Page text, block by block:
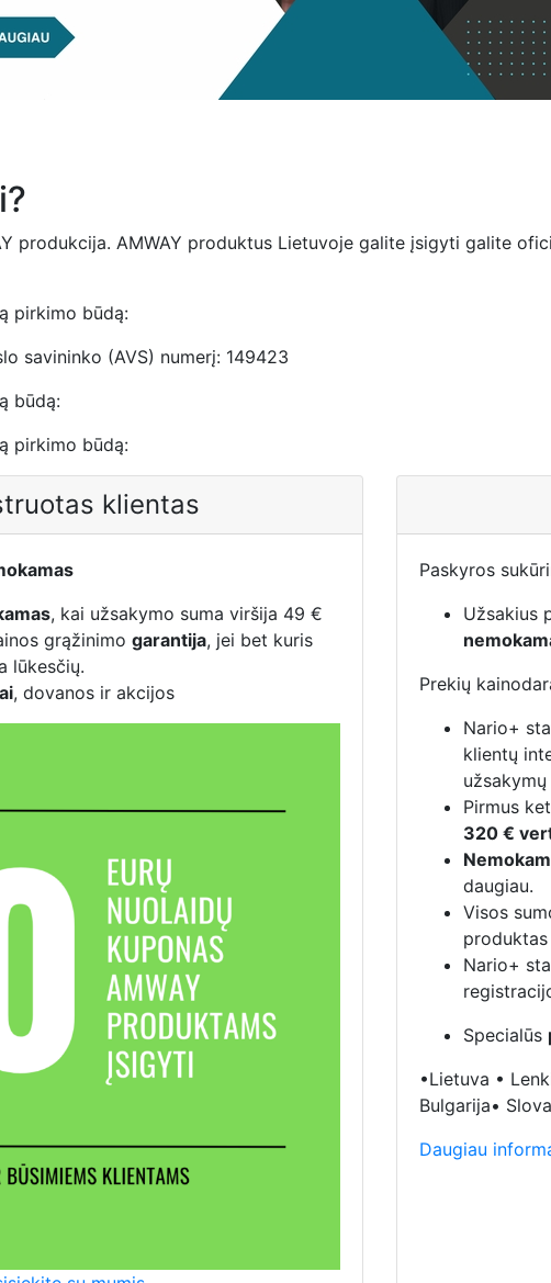
produkcija. AMWAY produktus Lietuvoje galite įsigyti galite
pirkimo būdą:
savininko (AVS) numerį: 149423
būdą:
pirkimo būdą:
klientas
, kai užsakymo suma viršija 49 €
grąžinimo garantija, jei bet kuris
lūkesčių.
, dovanos ir akcijos
Paskyros
Užsakius
Prekių
Nario+
klientų
Pirmus
320 €
daugiau.
Visos
Nario+
Specialūs
•Lietuva •
Bulgarija•
Daugiau